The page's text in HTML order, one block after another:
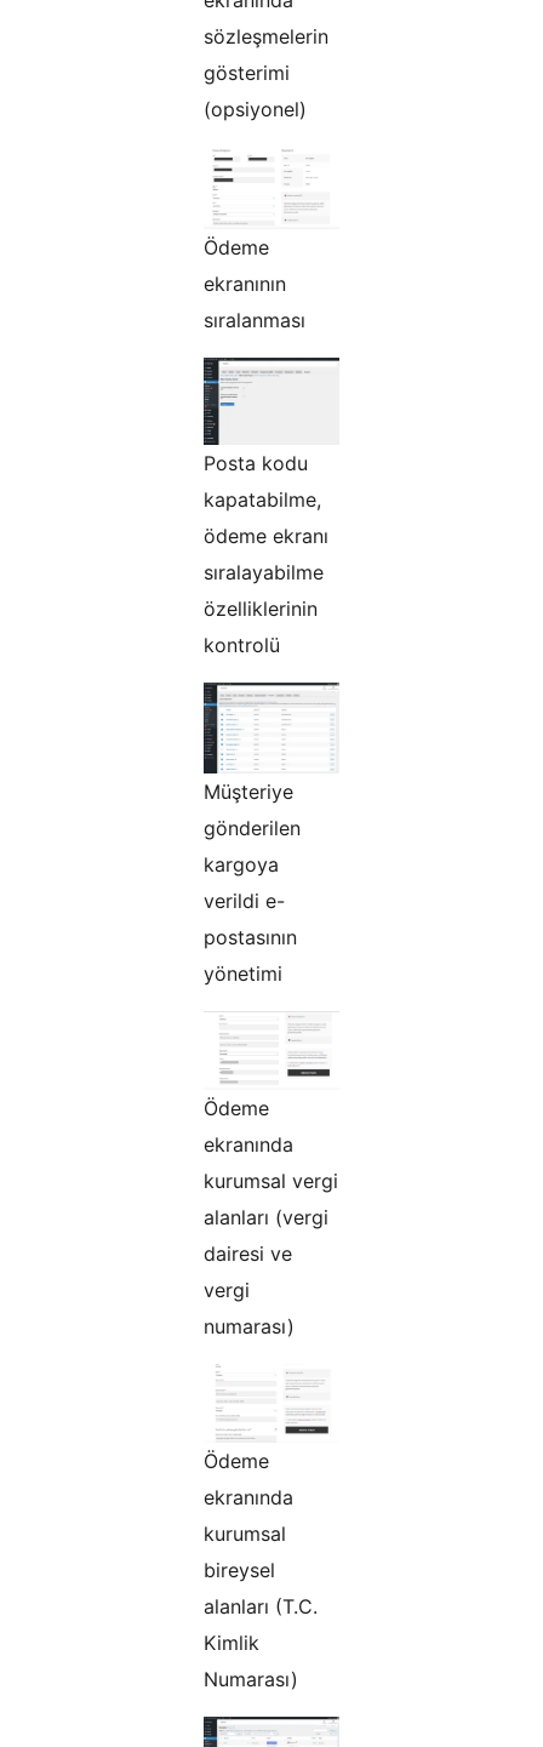
sözleşmelerin
gösterimi
(opsiyonel)
Ödeme
ekranının
sıralanması
Posta kodu
kapatabilme,
ödeme ekranı
sıralayabilme
özelliklerinin
kontrolü
Müşteriye
gönderilen
kargoya
verildi e-
postasının
yönetimi
Ödeme
ekranında
kurumsal vergi
alanları (vergi
dairesi ve
vergi
numarası)
Ödeme
ekranında
kurumsal
bireysel
alanları (T.C.
Kimlik
Numarası)